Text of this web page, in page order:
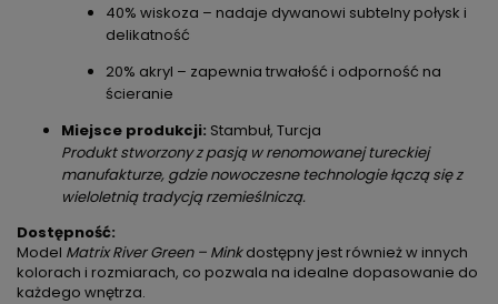
40% wiskoza – nadaje dywanowi subtelny połysk i
delikatność
20% akryl – zapewnia trwałość i odporność na
ścieranie
Miejsce produkcji: Stambuł, Turcja
Produkt stworzony z pasją w renomowanej tureckiej
manufakturze, gdzie nowoczesne technologie łączą się z
wieloletnią tradycją rzemieślniczą.
Dostępność:
Model Matrix River Green – Minkdostępny jest również w innych
kolorach i rozmiarach, co pozwala na idealne dopasowanie do
każdego wnętrza.